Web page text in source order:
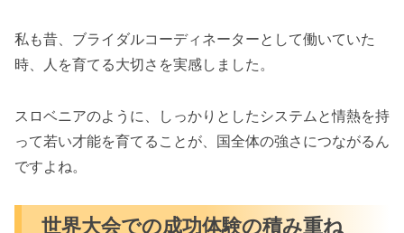
私も昔、ブライダルコーディネーターとして働いていた
時、人を育てる大切さを実感しました。
スロベニアのように、しっかりとしたシステムと情熱を持
って若い才能を育てることが、国全体の強さにつながるん
ですよね。
世界大会での成功体験の積み重ね